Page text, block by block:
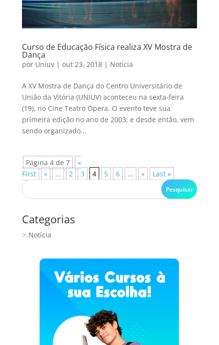
Curso de Educação Física realiza XV Mostra de
Dança
por Uniuv| out 23, 2018| Notícia
A XV Mostra de Dança do Centro Universitário de
União da Vitória (UNIUV) aconteceu na sexta-feira
(19), no Cine Teatro Ópera. O evento teve sua
primeira edição no ano de 2003, e desde então, vem
sendo organizado...
Página 4 de 7
«
First
« ... 2 3 4 5 6 ... » Last »
Categorias
Notícia